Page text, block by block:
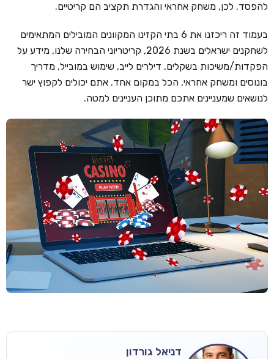
להפסד. לכן, משחק אחראי והגדרת תקציב הם קריטיים.
בעמוד זה ריכזנו את 6 בתי הקזינו המקוונים המובילים המתאימים
לשחקנים ישראלים בשנת 2026, קריטריוני הבחירה שלנו, מידע על
הפקדות/משיכות בשקלים, דילרים לייב, שימוש במובייל, מדריך
בונוסים ומשחק אחראי, הכל במקום אחד. אתם יכולים לקפוץ ישר
לנושאים שמעניינים אתכם מתוכן העניינים למטה.
דניאל גורדון